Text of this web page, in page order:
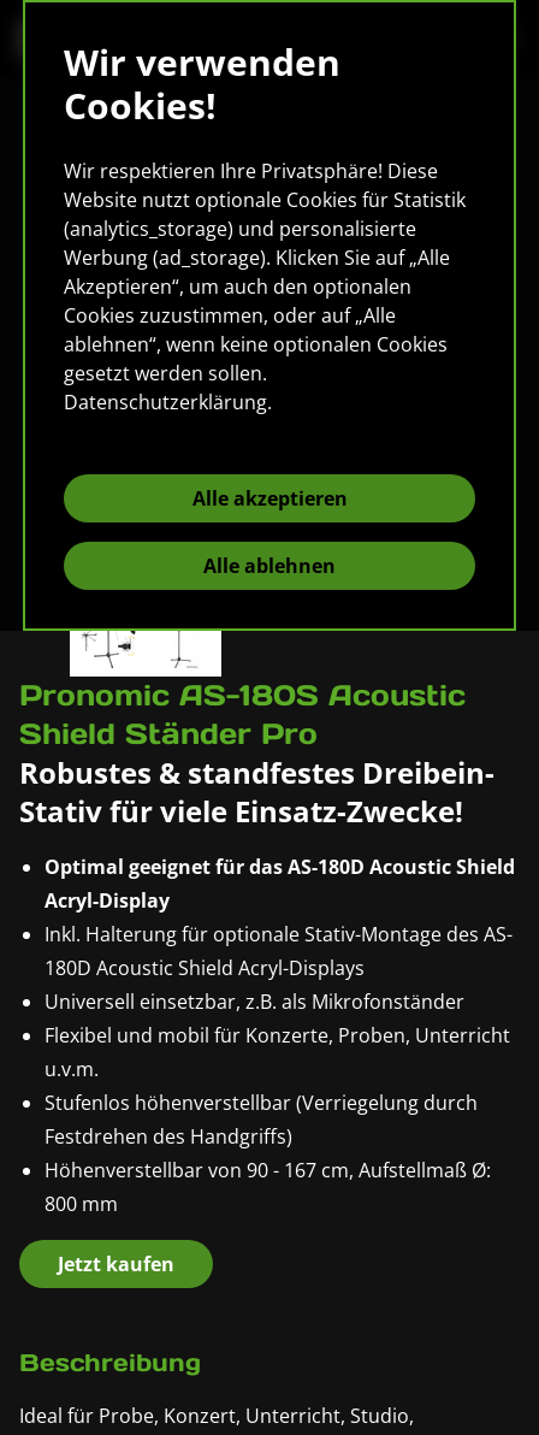
Wir verwenden
Cookies!
Wir respektieren Ihre Privatsphäre! Diese
Website nutzt optionale Cookies für Statistik
(analytics_storage) und personalisierte
Werbung (ad_storage). Klicken Sie auf „Alle
Akzeptieren“, um auch den optionalen
Cookies zuzustimmen, oder auf „Alle
ablehnen“, wenn keine optionalen Cookies
gesetzt werden sollen.
Datenschutzerklärung.
Alle akzeptieren
Alle ablehnen
Pronomic AS-180S Acoustic
Shield Ständer Pro
Robustes & standfestes Dreibein-
Stativ für viele Einsatz-Zwecke!
Optimal geeignet für das AS-180D Acoustic Shield
Acryl-Display
Inkl. Halterung für optionale Stativ-Montage des AS-
180D Acoustic Shield Acryl-Displays
Universell einsetzbar, z.B. als Mikrofonständer
Flexibel und mobil für Konzerte, Proben, Unterricht
u.v.m.
Stufenlos höhenverstellbar (Verriegelung durch
Festdrehen des Handgriffs)
Höhenverstellbar von 90 - 167 cm, Aufstellmaß Ø:
800 mm
Jetzt kaufen
Beschreibung
Ideal für Probe, Konzert, Unterricht, Studio,